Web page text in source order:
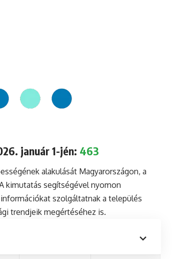
január 1-jén: 463
alakulását Magyarországon, a
kimutatás segítségével nyomon
szolgáltatnak a település
trendjeik megértéséhez is.